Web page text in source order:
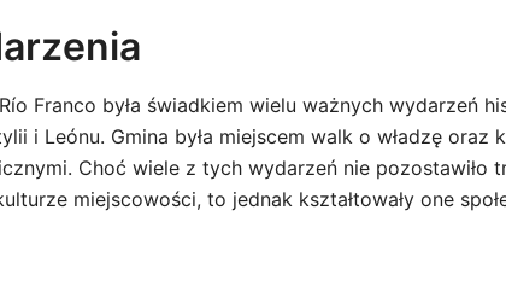
Franco była świadkiem wielu ważnych wydarzeń
i Leónu. Gmina była miejscem walk o władzę oraz
Choć wiele z tych wydarzeń nie pozostawiło
miejscowości, to jednak kształtowały one